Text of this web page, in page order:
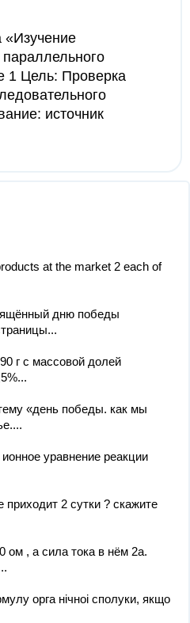
«Изучение
1 Цель: Проверка
источник
at the market 2 each of
дню победы
г с массовой долей
«день победы. как мы
уравнение реакции
2 сутки ? скажите
ом , а сила тока в нём 2а.
орга нiчноi сполуки, якщо